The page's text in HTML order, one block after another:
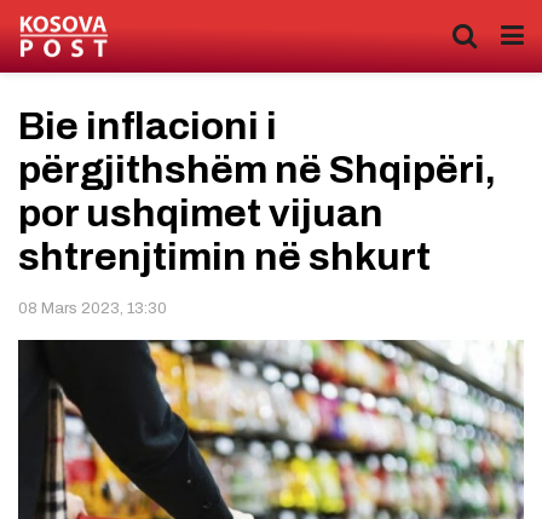
Bie inflacioni i
përgjithshëm në Shqipëri,
por ushqimet vijuan
shtrenjtimin në shkurt
08 Mars 2023, 13:30